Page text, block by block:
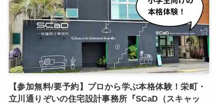
【参加無料/要予約】プロから学ぶ本格体験！栄町・
立川通りぞいの住宅設計事務所『SCaD（スキャッ